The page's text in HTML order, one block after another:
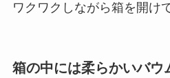
ワクワクしながら箱を開け
箱の中には柔らかいバウ